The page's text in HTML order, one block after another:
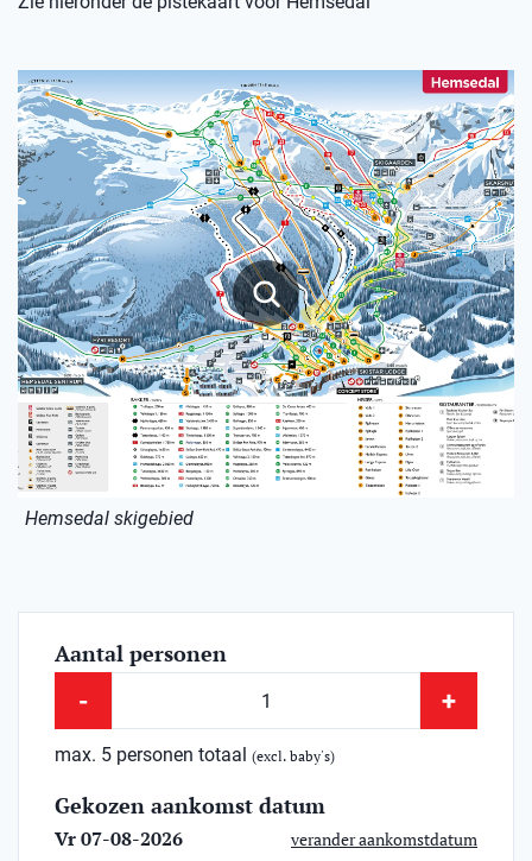
Hemsedal skigebied
Aantal personen
- +
max. 5 personen totaal (excl. baby's)
Gekozen aankomst datum
Vr 07-08-2026 verander aankomstdatum